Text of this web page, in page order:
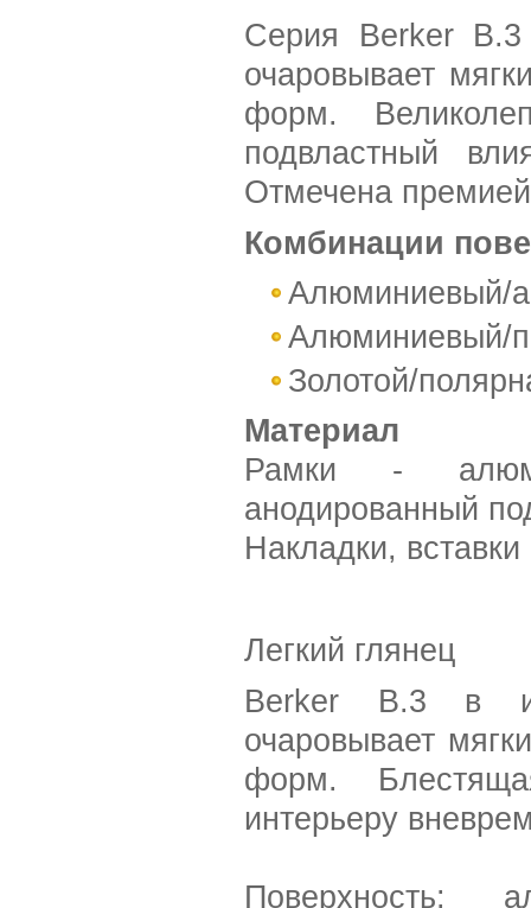
Серия Berker
очаровывает
форм.
подвластный
Отмечена
Комбинации
Алюминиевый/
Алюминиевый/
Золотой/
Материал
Рамки -
анодированный
Накладки,
Легкий глянец
Berker B.3 в
очаровывает
форм.
интерьеру
Поверхность: